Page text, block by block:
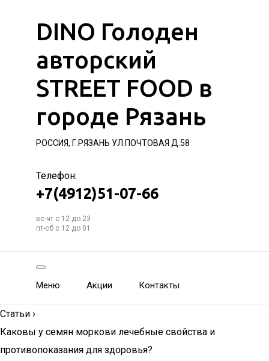
DINO Голоден
авторский
STREET FOOD в
городе Рязань
РОССИЯ, Г.РЯЗАНЬ УЛ.ПОЧТОВАЯ Д.58
Телефон:
+7(4912)51-07-66
вс-чт с 12 до 23
пт-сб с 12 до 01
Меню Акции Контакты
Статьи ›
Каковы у семян моркови лечебные свойства и
противопоказания для здоровья?